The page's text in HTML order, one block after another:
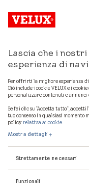
Lascia che i
esperienza di
Per offrirti la migliore esperienza
Ciò include i cookie VELUX e i
personalizzare contenuti e
Se fai clic su "Accetta tutto", accetti
tuo consenso in qualsiasi momento
policy relativa ai cookie.
Mostra dettagli
Strettamente necessari
Funzionali